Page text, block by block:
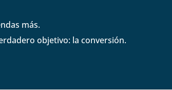
más.
objetivo: la conversión.